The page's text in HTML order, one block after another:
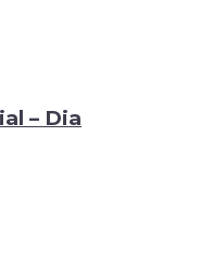
– Dia